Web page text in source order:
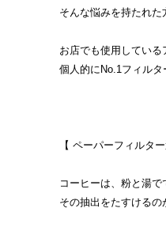
そんな悩みを持たれ
お店でも使用している
個人的にNo.1フィルタ
【 ペーパーフィルタ
コーヒーは、粉と湯で
その抽出をたすけるの